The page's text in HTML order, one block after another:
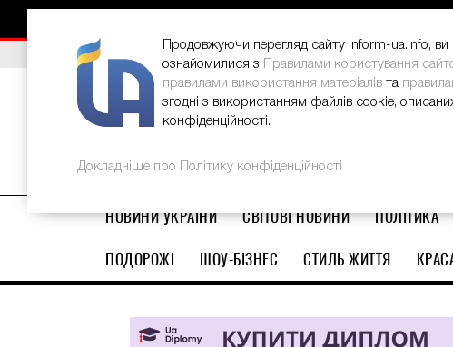
ВИБІР РЕДАКЦІЇ В Україні стартував ювілейний Global
НОВИНИ УКРАЇНИ СВІТОВІ НОВИНИ ПОЛІТИКА
ПОДОРОЖІ
ШОУ-БІЗНЕС СТИЛЬ ЖИТТЯ
Продовжуючи перегляд сайту inform-ua.info, ви
ознайомилися з
Правилами користування
правилами використання матеріалів та
згодні з використанням файлів cookie,
конфіденційності.
Докладніше про Політику конфіденційності